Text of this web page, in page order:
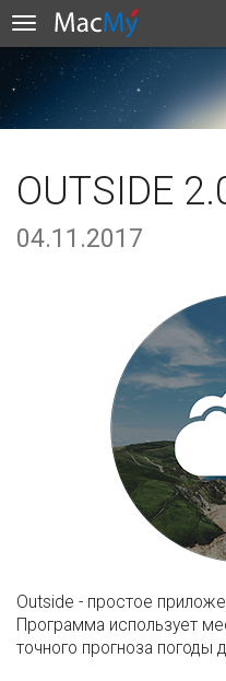
OUTSIDE
04.11.2017
Outside - простое
Программа использует
точного прогноза погоды